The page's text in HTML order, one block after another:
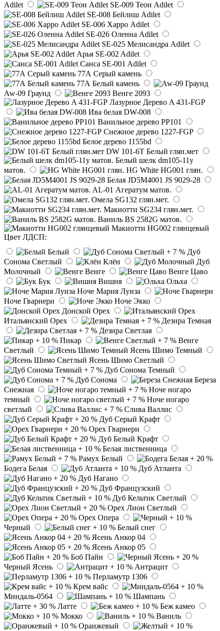
Adilet
SE-009 Теон Adilet
SE-008 Бейлиш Adilet
SE-006 Харро Adilet
SE-026 Оленна Adilet
SE-025 Мелисандра Adilet
Арья SE-002 Adilet
Санса SE-001 Adilet
77А Серый камень
77А Белый камень
Aw-09 Граунд
Венге 2093
Лазурное Дерево A 431-FGP
Ива белая DW-008
Ванильное дерево PP101
Снежное дерево 1227-FGP
Белое дерево 1155bd
DW 101-6T Белый глян.мет
Белый шелк dm105-11y
матов.
HG White HG001 глян.
Белая JD5M4001 JS 9029-28
AL-01 Агератум матов.
Омела SG132 глян.мет.
Макиотти SG234 глян.мет.
Ваниль BS 2582G матов.
Макиотти HG002 глянцевый
Цвет ЛДСП:
Белый
Дуб
Сонома Светлый
Клён
Дуб
Молочный
Венге
Венге Цаво
Бук
Вишня
Ольха
Ноче Мария Луиза
Ноче Гварнери
Ноче Экко
Донской Орех
Итальянский Орех
Дезира Темная
Дезира Светлая
Пикар
Венге
Светлый
Ясень Шимо Темный
Ясень Шимо Светлый
Дуб Сонома Темный
Дуб Сонома
Береза
Снежная
Ноче ногаро
темный
Ноче ногаро
светлый
Слива Валлис
Дуб Серый Крафт
Орех Гварнери
Дуб Белый Крафт
Белая лиственница
Рамух Белый
Бодега Белая
Дуб Атланта
Дуб Нагано
Дуб Французский
Дуб Кельтик Светлый
Орех Лион Светлый
Орех Опера
Черный
Белый снег
Ясень Анкор 04
Ясень Анкор 05
Боб Пайн
Черный Ясень
Антрацит
Перламутр 1306
Крем вайс
Миндаль-0564
Шампань
Латте
Беж камео
Мокко
Ваниль
Оранжевый